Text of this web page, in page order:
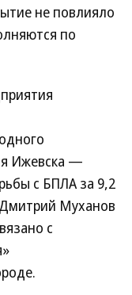
не повлияло
по
Ижевска —
с БПЛА за 9,2
Муханов
с